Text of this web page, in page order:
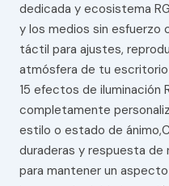
dedicada y ecosistema
y los medios sin esfuerzo
táctil para ajustes,
atmósfera de tu
15 efectos de iluminación
completamente
estilo o estado de
duraderas y respuesta de
para mantener un